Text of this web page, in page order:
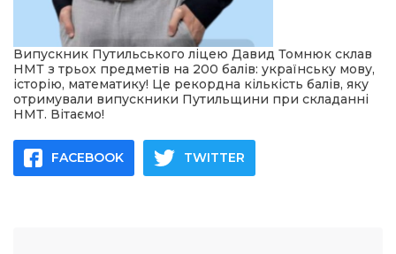
умови придбання
та контакти
Випускник Путильського ліцею Давид Томнюк склав
НМТ з трьох предметів на 200 балів: українську мову,
історію, математику! Це рекордна кількість балів, яку
отримували випускники Путильщини при складанні
НМТ. Вітаємо!
FACEBOOK TWITTER